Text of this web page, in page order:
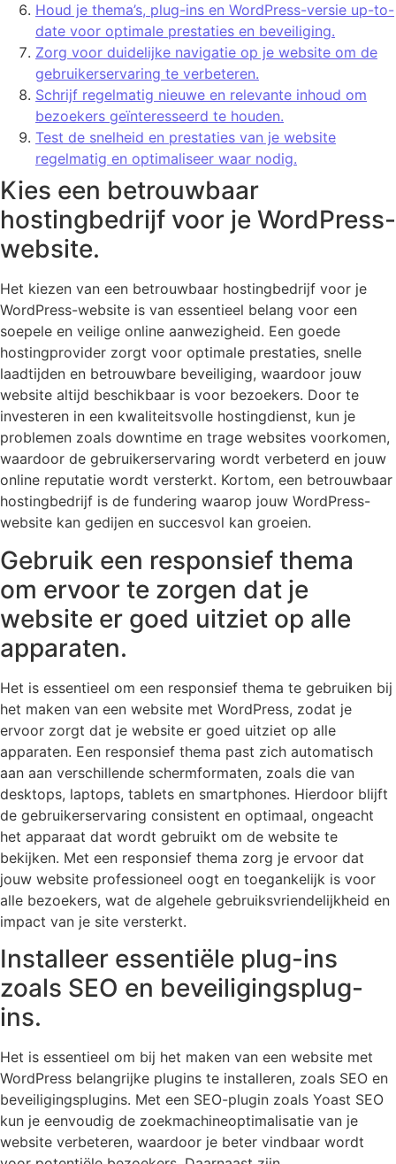
Houd je thema’s, plug-ins en WordPress-versie up-to-
date voor optimale prestaties en beveiliging.
Zorg voor duidelijke navigatie op je website om de
gebruikerservaring te verbeteren.
Schrijf regelmatig nieuwe en relevante inhoud om
bezoekers geïnteresseerd te houden.
Test de snelheid en prestaties van je website
regelmatig en optimaliseer waar nodig.
Kies een betrouwbaar
hostingbedrijf voor je WordPress-
website.
Het kiezen van een betrouwbaar hostingbedrijf voor je
WordPress-website is van essentieel belang voor een
soepele en veilige online aanwezigheid. Een goede
hostingprovider zorgt voor optimale prestaties, snelle
laadtijden en betrouwbare beveiliging, waardoor jouw
website altijd beschikbaar is voor bezoekers. Door te
investeren in een kwaliteitsvolle hostingdienst, kun je
problemen zoals downtime en trage websites voorkomen,
waardoor de gebruikerservaring wordt verbeterd en jouw
online reputatie wordt versterkt. Kortom, een betrouwbaar
hostingbedrijf is de fundering waarop jouw WordPress-
website kan gedijen en succesvol kan groeien.
Gebruik een responsief thema
om ervoor te zorgen dat je
website er goed uitziet op alle
apparaten.
Het is essentieel om een responsief thema te gebruiken bij
het maken van een website met WordPress, zodat je
ervoor zorgt dat je website er goed uitziet op alle
apparaten. Een responsief thema past zich automatisch
aan aan verschillende schermformaten, zoals die van
desktops, laptops, tablets en smartphones. Hierdoor blijft
de gebruikerservaring consistent en optimaal, ongeacht
het apparaat dat wordt gebruikt om de website te
bekijken. Met een responsief thema zorg je ervoor dat
jouw website professioneel oogt en toegankelijk is voor
alle bezoekers, wat de algehele gebruiksvriendelijkheid en
impact van je site versterkt.
Installeer essentiële plug-ins
zoals SEO en beveiligingsplug-
ins.
Het is essentieel om bij het maken van een website met
WordPress belangrijke plugins te installeren, zoals SEO en
beveiligingsplugins. Met een SEO-plugin zoals Yoast SEO
kun je eenvoudig de zoekmachineoptimalisatie van je
website verbeteren, waardoor je beter vindbaar wordt